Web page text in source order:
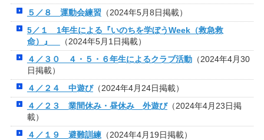
５／８ 運動会練習（2024年5月8日掲載）
5／１ 1年生による『いのちを学ぼうWeek（救急救
命）』
（2024年5月1日掲載）
４／３０ ４・５・６年生によるクラブ活動（2024年4月30
日掲載）
４／２４ 中遊び（2024年4月24日掲載）
４／２３ 業間休み・昼休み 外遊び（2024年4月23日掲
載）
４／１９ 避難訓練（2024年4月19日掲載）